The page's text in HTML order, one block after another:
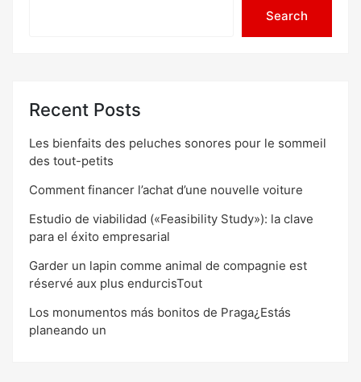
Search
Recent Posts
Les bienfaits des peluches sonores pour le sommeil
des tout-petits
Comment financer l’achat d’une nouvelle voiture
Estudio de viabilidad («Feasibility Study»): la clave
para el éxito empresarial
Garder un lapin comme animal de compagnie est
réservé aux plus endurcisTout
Los monumentos más bonitos de Praga¿Estás
planeando un